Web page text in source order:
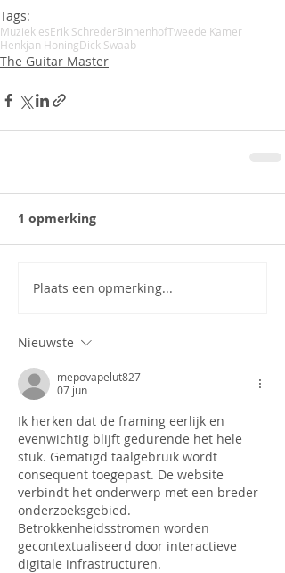
Tags:
MuzieklesErik SchrederBinnenhofTweede Kamer
Henkjan HoningDick Swaab
The Guitar Master
1 opmerking
Plaats een opmerking...
Nieuwste
mepovapelut827
07 jun
Ik herken dat de framing eerlijk en
evenwichtig blijft gedurende het hele
stuk. Gematigd taalgebruik wordt
consequent toegepast. De website
verbindt het onderwerp met een breder
onderzoeksgebied.
Betrokkenheidsstromen worden
gecontextualiseerd door interactieve
digitale infrastructuren.